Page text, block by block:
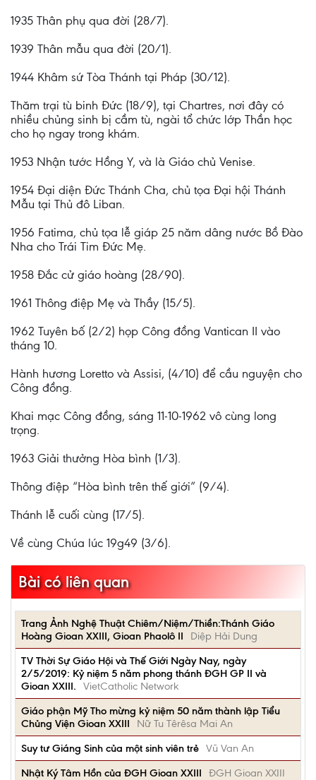
1935 Thân phụ qua đời (28/7).
1939 Thân mẫu qua đời (20/1).
1944 Khâm sứ Tòa Thánh tại Pháp (30/12).
Thăm trại tù binh Đức (18/9), tại Chartres, nơi đây có
nhiều chủng sinh bị cầm tù, ngài tổ chức lớp Thần học
cho họ ngay trong khám.
1953 Nhận tước Hồng Y, và là Giáo chủ Venise.
1954 Đại diện Đức Thánh Cha, chủ tọa Đại hội Thánh
Mẫu tại Thủ đô Liban.
1956 Fatima, chủ tọa lễ giáp 25 năm dâng nước Bồ Đào
Nha cho Trái Tim Đức Mẹ.
1958 Đắc cử giáo hoàng (28/90).
1961 Thông điệp Mẹ và Thầy (15/5).
1962 Tuyên bố (2/2) họp Công đồng Vantican II vào
tháng 10.
Hành hương Loretto và Assisi, (4/10) để cầu nguyện cho
Công đồng.
Khai mạc Công đồng, sáng 11-10-1962 vô cùng long
trọng.
1963 Giải thưởng Hòa bình (1/3).
Thông điệp “Hòa bình trên thế giới” (9/4).
Thánh lễ cuối cùng (17/5).
Về cùng Chúa lúc 19g49 (3/6).
Bài có liên quan
Trang Ảnh Nghệ Thuật Chiêm/Niệm/Thiền:Thánh Giáo
Hoàng Gioan XXIII, Gioan Phaolô II
Diệp Hải Dung
TV Thời Sự Giáo Hội và Thế Giới Ngày Nay, ngày
2/5/2019: Kỷ niệm 5 năm phong thánh ĐGH GP II và
Gioan XXIII.
VietCatholic Network
Giáo phận Mỹ Tho mừng kỷ niệm 50 năm thành lập Tiểu
Chủng Viện Gioan XXIII
Nữ Tu Têrêsa Mai An
Suy tư Giáng Sinh của một sinh viên trẻ Vũ Van An
Nhật Ký Tâm Hồn của ĐGH Gioan XXIII
ĐGH Gioan XXIII